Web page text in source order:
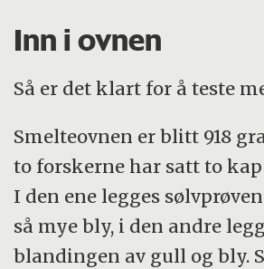
Inn i ovnen
Så er det klart for å teste
Smelteovnen er blitt 918
to forskerne har satt to
I den ene legges
så mye bly, i den andre
blandingen av gull og bly.